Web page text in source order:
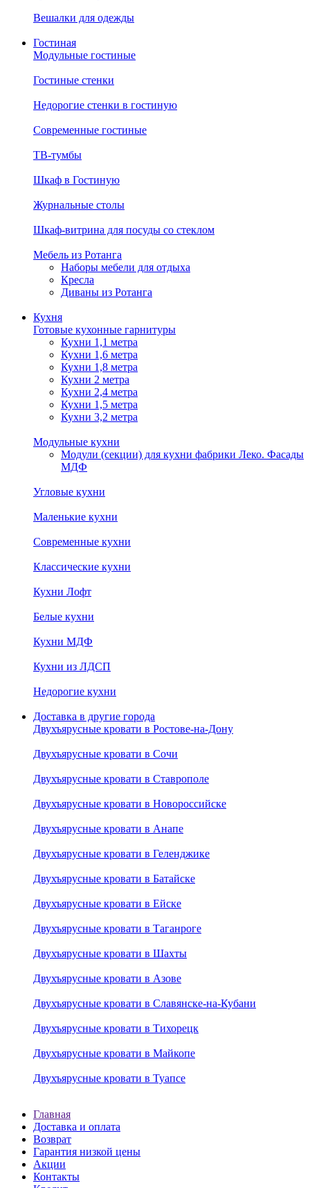
Вешалки для одежды
Гостиная
Модульные гостиные
Гостиные стенки
Недорогие стенки в гостиную
Современные гостиные
ТВ-тумбы
Шкаф в Гостиную
Журнальные столы
Шкаф-витрина для посуды со стеклом
Мебель из Ротанга
Наборы мебели для отдыха
Кресла
Диваны из Ротанга
Кухня
Готовые кухонные гарнитуры
Кухни 1,1 метра
Кухни 1,6 метра
Кухни 1,8 метра
Кухни 2 метра
Кухни 2,4 метра
Кухни 1,5 метра
Кухни 3,2 метра
Модульные кухни
Модули (секции) для кухни фабрики Леко. Фасады
МДФ
Угловые кухни
Маленькие кухни
Современные кухни
Классические кухни
Кухни Лофт
Белые кухни
Кухни МДФ
Кухни из ЛДСП
Недорогие кухни
Доставка в другие города
Двухъярусные кровати в Ростове-на-Дону
Двухъярусные кровати в Сочи
Двухъярусные кровати в Ставрополе
Двухъярусные кровати в Новороссийске
Двухъярусные кровати в Анапе
Двухъярусные кровати в Геленджике
Двухъярусные кровати в Батайске
Двухъярусные кровати в Ейске
Двухъярусные кровати в Таганроге
Двухъярусные кровати в Шахты
Двухъярусные кровати в Азове
Двухъярусные кровати в Славянске-на-Кубани
Двухъярусные кровати в Тихорецк
Двухъярусные кровати в Майкопе
Двухъярусные кровати в Туапсе
Главная
Доставка и оплата
Возврат
Гарантия низкой цены
Акции
Контакты